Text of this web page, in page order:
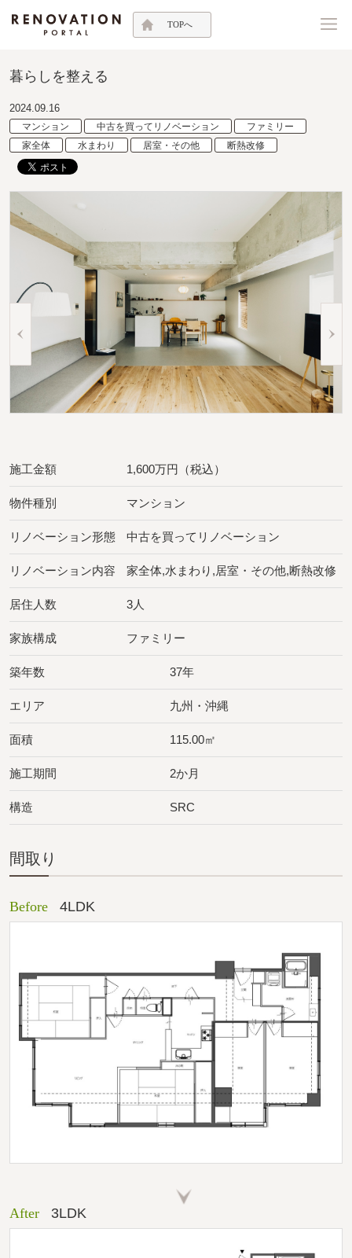
TOPへ
暮らしを整える
2024.09.16
マンション 中古を買ってリノベーション
ファミリー
家全体
水まわり 居室・その他 断熱改修
施工金額 1,600万円（税込）
物件種別 マンション
リノベーション形態 中古を買ってリノベーション
リノベーション内容 家全体,水まわり,居室・その他,断熱改修
居住人数 3人
家族構成 ファミリー
築年数 37年
エリア 九州・沖縄
面積 115.00㎡
施工期間 2か月
構造 SRC
間取り
Before 4LDK
After 3LDK